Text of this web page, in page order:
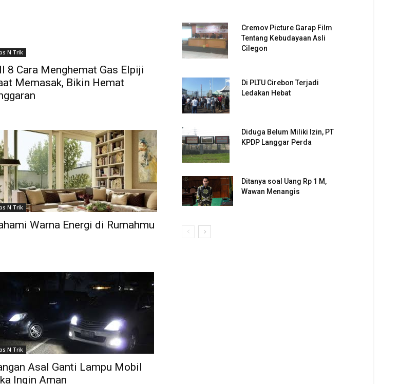
N Trik
8 Cara Menghemat Gas Elpiji
Memasak, Bikin Hemat
N Trik
Warna Energi di Rumahmu
N Trik
Asal Ganti Lampu Mobil
Ingin Aman
Cremov Picture Garap Film
Tentang Kebudayaan Asli
Cilegon
Di PLTU Cirebon Terjadi
Ledakan Hebat
Diduga Belum Miliki Izin, PT
KPDP Langgar Perda
Ditanya soal Uang Rp 1 M,
Wawan Menangis